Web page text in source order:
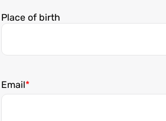
Place of birth
Email